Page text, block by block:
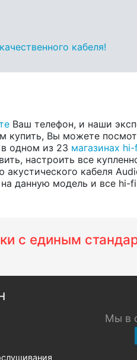
кабеля!
Ваш телефон, и наши
Вы можете
одном из 23 магазинах hi-
настроить все
кабеля
данную модель и все hi-
с единым
Мы в